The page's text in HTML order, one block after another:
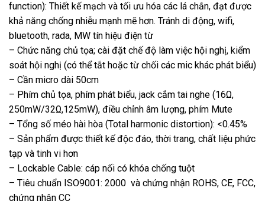
function): Thiết kế mạch và tối ưu hóa các lá chắn, đạt được
khả năng chống nhiễu mạnh mẽ hơn. Tránh di động, wifi,
bluetooth, rada, MW tín hiệu điện từ
– Chức năng chủ tọa; cài đặt chế độ làm việc hội nghị, kiểm
soát hội nghị (có thể tắt hoặc từ chối các mic khác phát biểu)
– Cần micro dài 50cm
– Phím chủ tọa, phím phát biểu, jack cắm tai nghe (16Ω,
250mW/32Ω,125mW), điều chỉnh âm lượng, phím Mute
– Tổng số méo hài hòa (Total harmonic distortion): <0.45%
– Sản phẩm được thiết kế độc đáo, thời trang, chất liệu phức
tạp và tinh vi hơn
– Lockable Cable: cáp nối có khóa chống tuột
– Tiêu chuẩn ISO9001: 2000 và chứng nhận ROHS, CE, FCC,
chứng nhận CC